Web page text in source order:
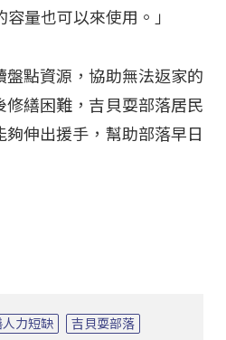
量也可以來使用。」
盤點資源，協助無法返家的
繕困難，吉貝耍部落居民
伸出援手，幫助部落早日
人力短缺 吉貝耍部落